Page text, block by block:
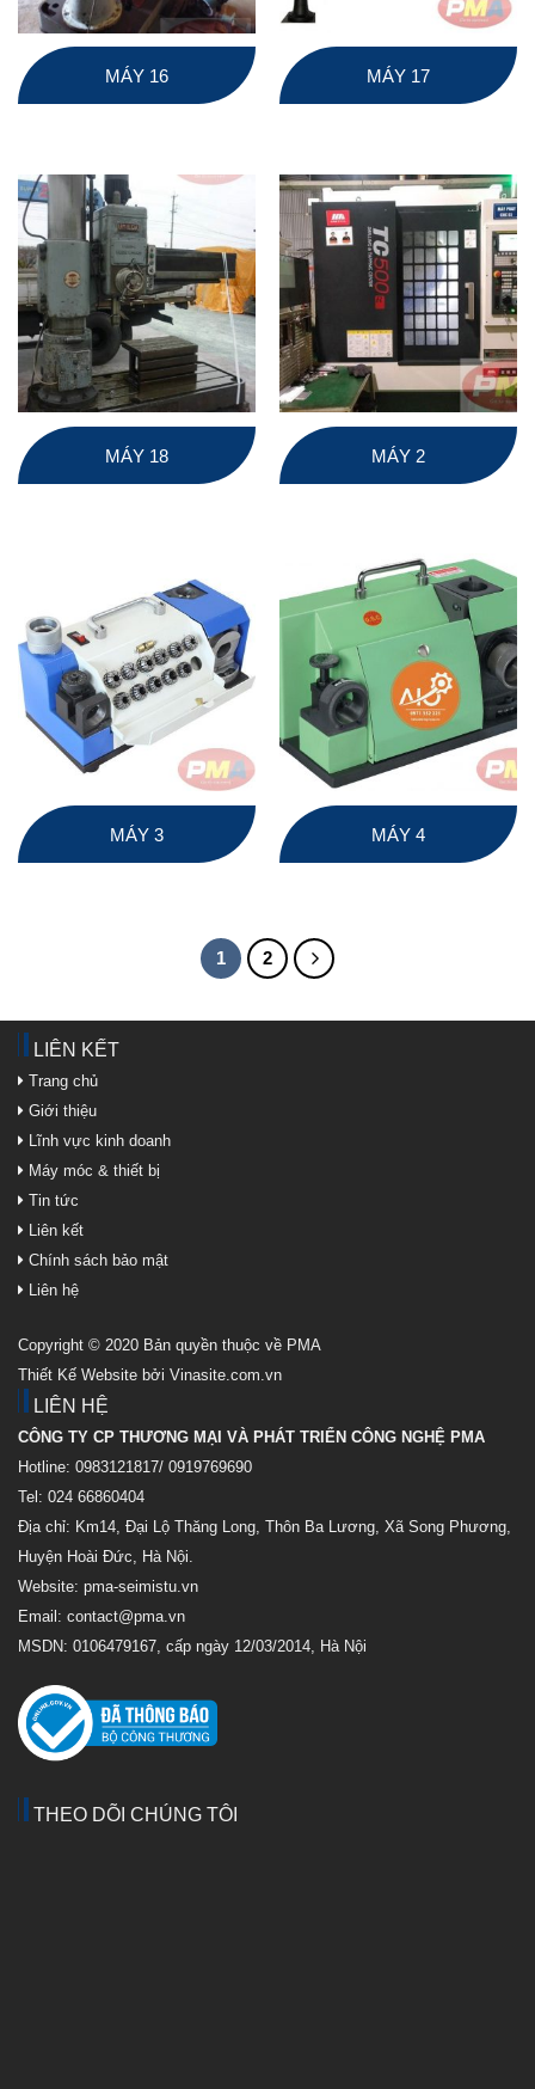
MÁY 16 MÁY 17
MÁY 18 MÁY 2
MÁY 3 MÁY 4
1 2
LIÊN KẾT
Trang chủ
Giới thiệu
Lĩnh vực kinh doanh
Máy móc & thiết bị
Tin tức
Liên kết
Chính sách bảo mật
Liên hệ
Copyright © 2020 Bản quyền thuộc về PMA
Thiết Kế Website bởi Vinasite.com.vn
LIÊN HỆ
CÔNG TY CP THƯƠNG MẠI VÀ PHÁT TRIỂN CÔNG NGHỆ PMA
Hotline: 0983121817/ 0919769690
Tel: 024 66860404
Địa chỉ: Km14, Đại Lộ Thăng Long, Thôn Ba Lương, Xã Song Phương,
Huyện Hoài Đức, Hà Nội.
Website: pma-seimistu.vn
Email: contact@pma.vn
MSDN: 0106479167, cấp ngày 12/03/2014, Hà Nội
THEO DÕI CHÚNG TÔI